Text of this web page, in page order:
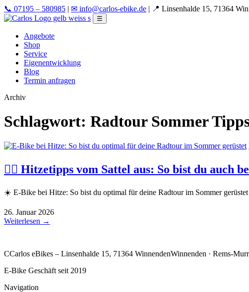
📞 07195 – 580985 | ✉ info@carlos-ebike.de | 📍 Linsenhalde 15, 71364
☰
Angebote
Shop
Service
Eigenentwicklung
Blog
Termin anfragen
Archiv
Schlagwort: Radtour Sommer
🚴‍♂️ Hitzetipps vom Sattel aus: So bist du auch
☀️ E-Bike bei Hitze: So bist du optimal für deine Radtour im Sommer
26. Januar 2026
Weiterlesen →
CCarlos eBikes – Linsenhalde 15, 71364 WinnendenWinnenden · Rems-
E-Bike Geschäft seit 2019
Navigation